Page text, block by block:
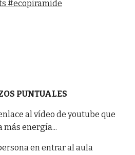
#ecopiramide
PUNTUALES
al vídeo de youtube que
más energía...
en entrar al aula